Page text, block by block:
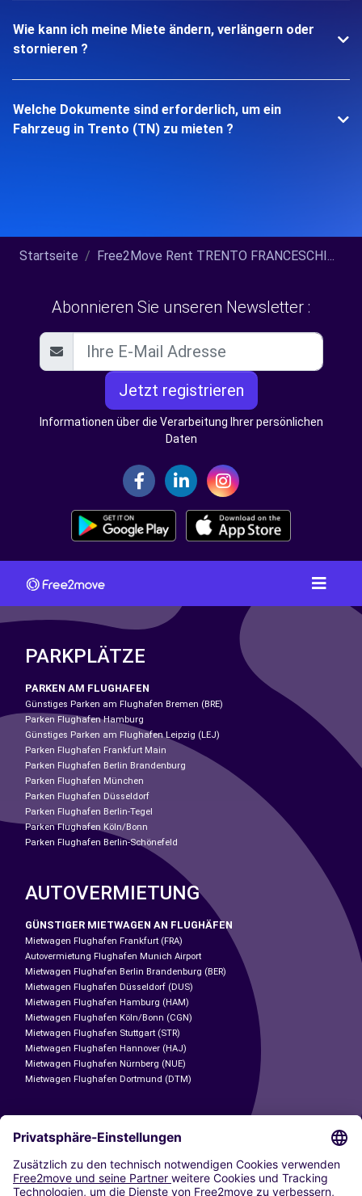
Wie kann ich meine Miete ändern, verlängern oder
stornieren ?
Welche Dokumente sind erforderlich, um ein
Fahrzeug in Trento (TN) zu mieten ?
Startseite Free2Move Rent TRENTO FRANCESCHI...
Abonnieren Sie unseren Newsletter :
Jetzt registrieren
Informationen über die Verarbeitung Ihrer persönlichen
Daten
PARKPLÄTZE
PARKEN AM FLUGHAFEN
Günstiges Parken am Flughafen Bremen (BRE)
Parken Flughafen Hamburg
Günstiges Parken am Flughafen Leipzig (LEJ)
Parken Flughafen Frankfurt Main
Parken Flughafen Berlin Brandenburg
Parken Flughafen München
Parken Flughafen Düsseldorf
Parken Flughafen Berlin-Tegel
Parken Flughafen Köln/Bonn
Parken Flughafen Berlin-Schönefeld
AUTOVERMIETUNG
GÜNSTIGER MIETWAGEN AN FLUGHÄFEN
Mietwagen Flughafen Frankfurt (FRA)
Autovermietung Flughafen Munich Airport
Mietwagen Flughafen Berlin Brandenburg (BER)
Mietwagen Flughafen Düsseldorf (DUS)
Mietwagen Flughafen Hamburg (HAM)
Mietwagen Flughafen Köln/Bonn (CGN)
Mietwagen Flughafen Stuttgart (STR)
Mietwagen Flughafen Hannover (HAJ)
Mietwagen Flughafen Nürnberg (NUE)
Mietwagen Flughafen Dortmund (DTM)
CARSHARING
UNSERE STÄDTE
Paris
Madrid